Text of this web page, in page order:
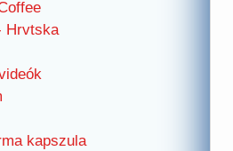
Hrvtska
kapszula